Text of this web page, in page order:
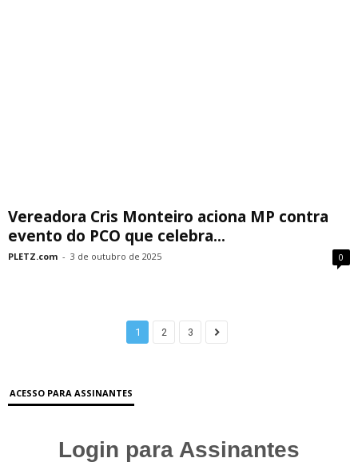
Vereadora Cris Monteiro aciona MP contra
evento do PCO que celebra...
PLETZ.com - 3 de outubro de 2025 0
1 2 3
ACESSO PARA ASSINANTES
Login para Assinantes